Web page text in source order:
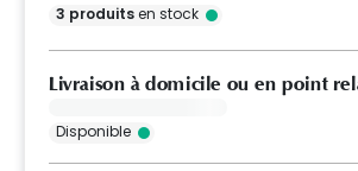
3 produitsen stock
Livraison à domicile ou en point
Disponible